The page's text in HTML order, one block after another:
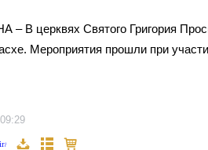
– В церквях Святого Григория
Мероприятия прошли при